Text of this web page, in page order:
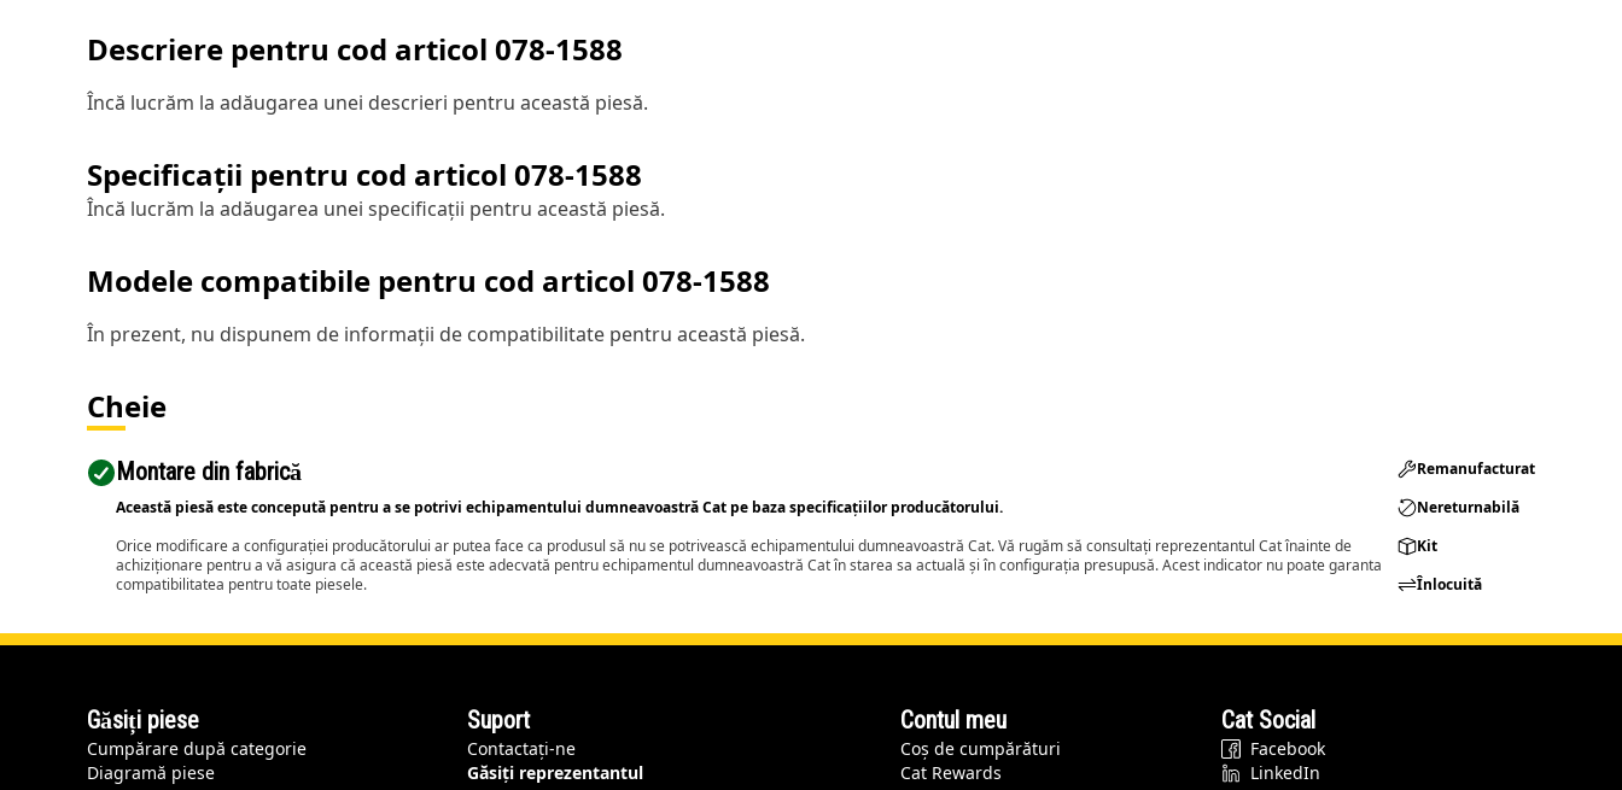
Descriere pentru cod articol 078-1588
Încă lucrăm la adăugarea unei descrieri pentru această piesă.
Specificații pentru cod articol 078-1588
Încă lucrăm la adăugarea unei specificații pentru această piesă.
Modele compatibile pentru cod articol 078-1588
În prezent, nu dispunem de informații de compatibilitate pentru această piesă.
Cheie
Montare din fabrică
Această piesă este concepută pentru a se potrivi echipamentului dumneavoastră Cat pe baza specificațiilor producătorului.
Orice modificare a configurației producătorului ar putea face ca produsul să nu se potrivească echipamentului dumneavoastră Cat. Vă rugăm să consultați reprezentantul Cat înainte de
achiziționare pentru a vă asigura că această piesă este adecvată pentru echipamentul dumneavoastră Cat în starea sa actuală și în configurația presupusă. Acest indicator nu poate garanta
compatibilitatea pentru toate piesele.
Remanufacturat​
Nereturnabilă
Kit
Înlocuită
Găsiți piese
Cumpărare după categorie
Diagramă piese
Suport
Contactați-ne
Găsiți reprezentantul
Contul meu
Coș de cumpărături
Cat Rewards
Cat Social
Facebook
LinkedIn